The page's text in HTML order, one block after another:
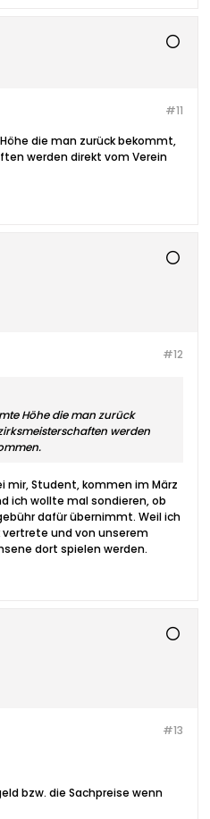
#11
die man zurück bekommt,
werden direkt vom Verein
#12
Höhe die man zurück
werden
mir, Student, kommen im März
ich wollte mal sondieren, ob
dafür übernimmt. Weil ich
vertrete und von unserem
dort spielen werden.
#13
bzw. die Sachpreise wenn